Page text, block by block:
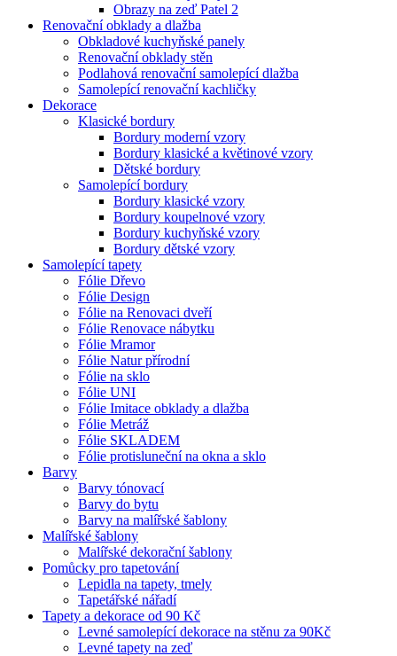
Obrazy na zeď Patel 2
Renovační obklady a dlažba
Obkladové kuchyňské panely
Renovační obklady stěn
Podlahová renovační samolepící dlažba
Samolepící renovační kachličky
Dekorace
Klasické bordury
Bordury moderní vzory
Bordury klasické a květinové vzory
Dětské bordury
Samolepící bordury
Bordury klasické vzory
Bordury koupelnové vzory
Bordury kuchyňské vzory
Bordury dětské vzory
Samolepící tapety
Fólie Dřevo
Fólie Design
Fólie na Renovaci dveří
Fólie Renovace nábytku
Fólie Mramor
Fólie Natur přírodní
Fólie na sklo
Fólie UNI
Fólie Imitace obklady a dlažba
Fólie Metráž
Fólie SKLADEM
Fólie protisluneční na okna a sklo
Barvy
Barvy tónovací
Barvy do bytu
Barvy na malířské šablony
Malířské šablony
Malířské dekorační šablony
Pomůcky pro tapetování
Lepidla na tapety, tmely
Tapetářské nářadí
Tapety a dekorace od 90 Kč
Levné samolepící dekorace na stěnu za 90Kč
Levné tapety na zeď